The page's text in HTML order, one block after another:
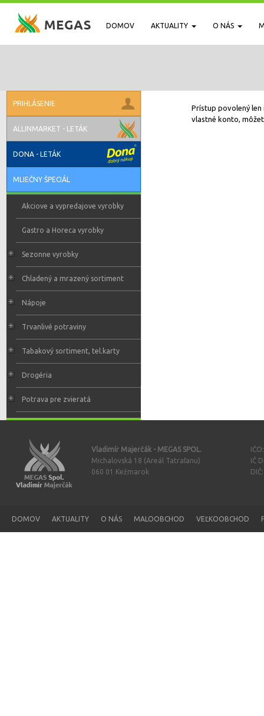
DOMOV AKTUALITY O NÁS
PRIHLÁSENIE
ALLINMARKET - LETÁK
DONA - LETÁK
MLIEČNY ŠPECIÁL
Akciove a vypredajove vyrobky
Gastro a Horeca vyrobky
Sezonne vyrobky
Chladený a mrazený sortiment
Nápoje
Trvanlivé potraviny
Tabakový sortiment, tel.karty
Drogéria
Potrava pre zvieratá
Prístup povolený len
vlastné konto,
Vladimír Majerčák - MEGAS SPOL.
Michalovská 18 (Areál Tatraľanu)
060 01 Kežmarok
IČ
DOMOV AKTUALITY O NÁS MALOOBCHOD VEĽKOOBCHOD